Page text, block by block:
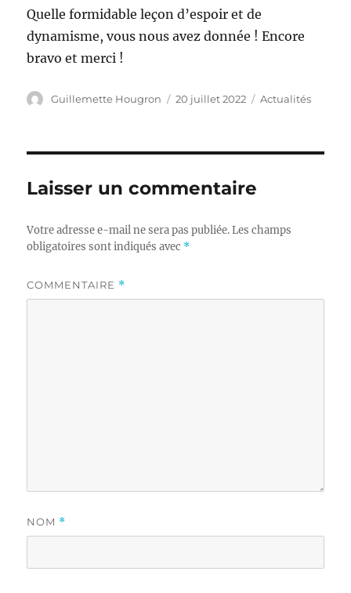
Quelle formidable leçon d’espoir et de
dynamisme, vous nous avez donnée ! Encore
bravo et merci !
Auteur
Guillemette Hougron
Publié
20 juillet 2022 Catégories
Actualités
Laisser un commentaire
Votre adresse e-mail ne sera pas publiée. Les champs
obligatoires sont indiqués avec *
COMMENTAIRE *
NOM *